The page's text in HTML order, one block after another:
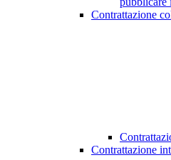
Contrattazione
Contrattazione